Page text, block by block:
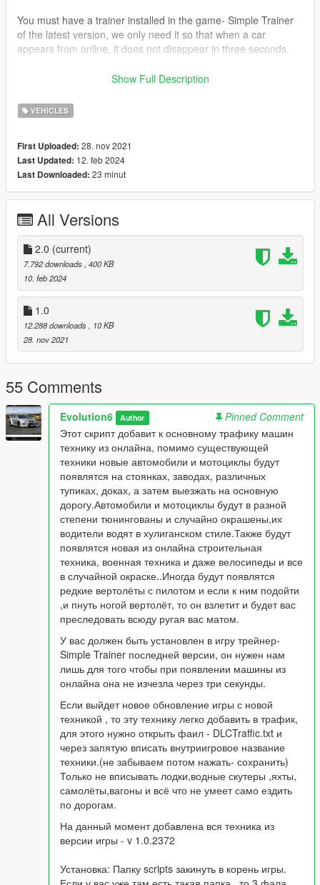
You must have a trainer installed in the game- Simple Trainer
of the latest version, we only need it so that when a car
appears from online, it does not disappear in three seconds.
If a new update of the game with a new technique is released,
need to open the file - DLCTraffic.txt and enter the in-game
name of the technique separated by a comma.(don't forget to
yachts, planes, wagons and everything that does not know how
to drive itself on the roads.
At the moment, all the cars from the game version - v
Installation: Drop the scripts folder into the root of the game. If
you already have such a folder there , then throw the 3 files
that lie in it into your folder
scripts.
To make it all work for you, download the files from the search
ScriptHookVDotNet.asi
ScriptHookVDotNet2.dll
ScriptHookVDotNet2.xml
and drop them into the root folder of the game.
game version v 1.0.30951.68
Show Full Description
VEHICLES
First Uploaded: 28. nov 2021
Last Updated: 12. feb 2024
Last Downloaded: 23 minut
All Versions
2.0 (current)
7.792 downloads , 400 KB
10. feb 2024
1.0
12.288 downloads
, 10 KB
28. nov 2021
55 Comments
Evolution6 Author
Pinned Comment
Этот скрипт добавит к основному трафику машин
технику из онлайна, помимо существующей
техники новые автомобили и мотоциклы будут
появлятся на стоянках, заводах, различных
тупиках, доках, а затем выезжать на основную
дорогу.Автомобили и мотоциклы будут в разной
степени тюнингованы и случайно окрашены,их
водители водят в хулиганском стиле.Также будут
появлятся новая из онлайна строительная
техника, военная техника и даже велосипеды и все
в случайной окраске..Иногда будут появлятся
редкие вертолёты с пилотом и если к ним подойти
,и пнуть ногой вертолёт, то он взлетит и будет вас
преследовать всюду ругая вас матом.
У вас должен быть установлен в игру трейнер-
Simple Trainer последней версии, он нужен нам
лишь для того чтобы при появлении машины из
онлайна она не изчезла через три секунды.
Если выйдет новое обновление игры с новой
техникой , то эту технику легко добавить в трафик,
для этого нужно открыть фаил - DLCTraffic.txt и
через запятую вписать внутриигровое название
техники.(не забываем потом нажать- сохранить)
Только не вписывать лодки,водные скутеры ,яхты,
самолёты,вагоны и всё что не умеет само ездить
по дорогам.
На данный момент добавлена вся техника из
версии игры - v 1.0.2372
Установка: Папку scripts закинуть в корень игры.